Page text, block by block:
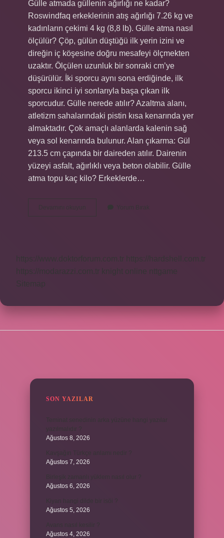
Gülle atmada güllenin ağırlığı ne kadar?
Roswindfaq erkeklerinin atış ağırlığı 7.26 kg ve
kadınların çekimi 4 kg (8,8 lb). Gülle atma nasıl
ölçülür? Çöp, gülün düştüğü ilk yerin izini ve
direğin iç köşesine doğru mesafeyi ölçmekten
uzaktır. Ölçülen uzunluk bir sonraki cm’ye
düşürülür. İki sporcu aynı sona erdiğinde, ilk
sporcu ikinci iyi sonlarıyla başa çıkan ilk
sporcudur. Gülle nerede atılır? Azaltma alanı,
atletizm sahalarındaki pistin kısa kenarında yer
almaktadır. Çok amaçlı alanlarda kalenin sağ
veya sol kenarında bulunur. Alan çıkarma: Gül
213.5 cm çapında bir daireden atılır. Dairenin
yüzeyi asfalt, ağırlıklı veya beton olabilir. Gülle
atma topu kaç kilo? Erkeklerde…
Devamını okuyun
Mi
Yorum Bırak
https://www.doktorforum.com.tr
https://hardshell.com.tr
https://modarazzi.com.tr knight online
nttgame
Sitemap
SON YAZILAR
Ağustos 8, 2026
Ağustos 7, 2026
Ağustos 6, 2026
Ağustos 5, 2026
Ağustos 4, 2026